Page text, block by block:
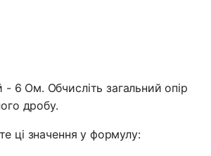
6 Ом. Обчисліть загальний опір
дробу.
ці значення у формулу: